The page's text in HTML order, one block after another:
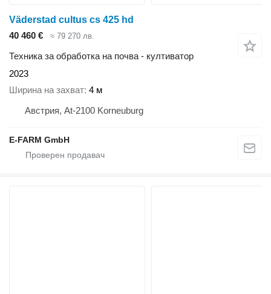
Väderstad cultus cs 425 hd
40 460 €
≈ 79 270 лв.
Техника за обработка на почва - култиватор
2023
Ширина на захват 4 м
Австрия, At-2100 Korneuburg
E-FARM GmbH